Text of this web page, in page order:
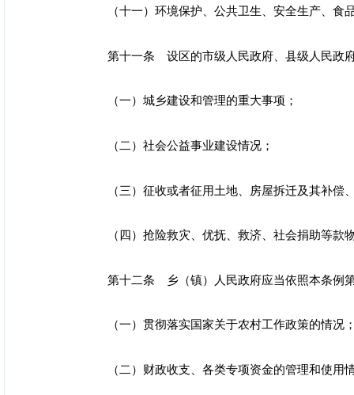
（十一）环境保护、公共卫生、安全生产、食
第十一条 设区的市级人民政府、县级人民政
（一）城乡建设和管理的重大事项；
（二）社会公益事业建设情况；
（三）征收或者征用土地、房屋拆迁及其补偿
（四）抢险救灾、优抚、救济、社会捐助等款
第十二条 乡（镇）人民政府应当依照本条例
（一）贯彻落实国家关于农村工作政策的情况
（二）财政收支、各类专项资金的管理和使用